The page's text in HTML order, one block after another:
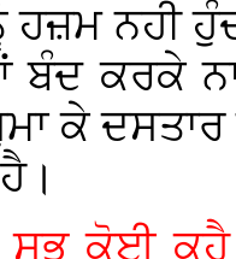
ਨਹੀ
ਬੰਦ ਕਰਕੇ
ਕੇ
ਸਭੁ ਕੋਈ